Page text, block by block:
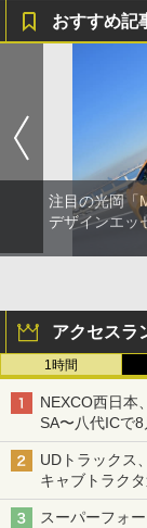
おすすめ記
注目の光岡「
デザインエッ
アクセスラ
1時間
NEXCO西日本
SA〜八代ICで
UDトラックス
キャブトラク
スーパーフォ